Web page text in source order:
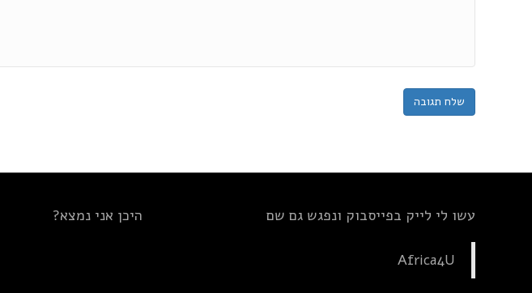
עשו לי לייק בפייסבוק ונפגש גם שם
Africa4U
היכן אני נמצא?